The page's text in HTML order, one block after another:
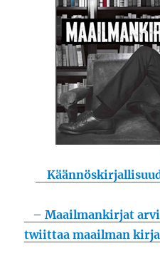
– Maailmankirjat
twiittaa maailman